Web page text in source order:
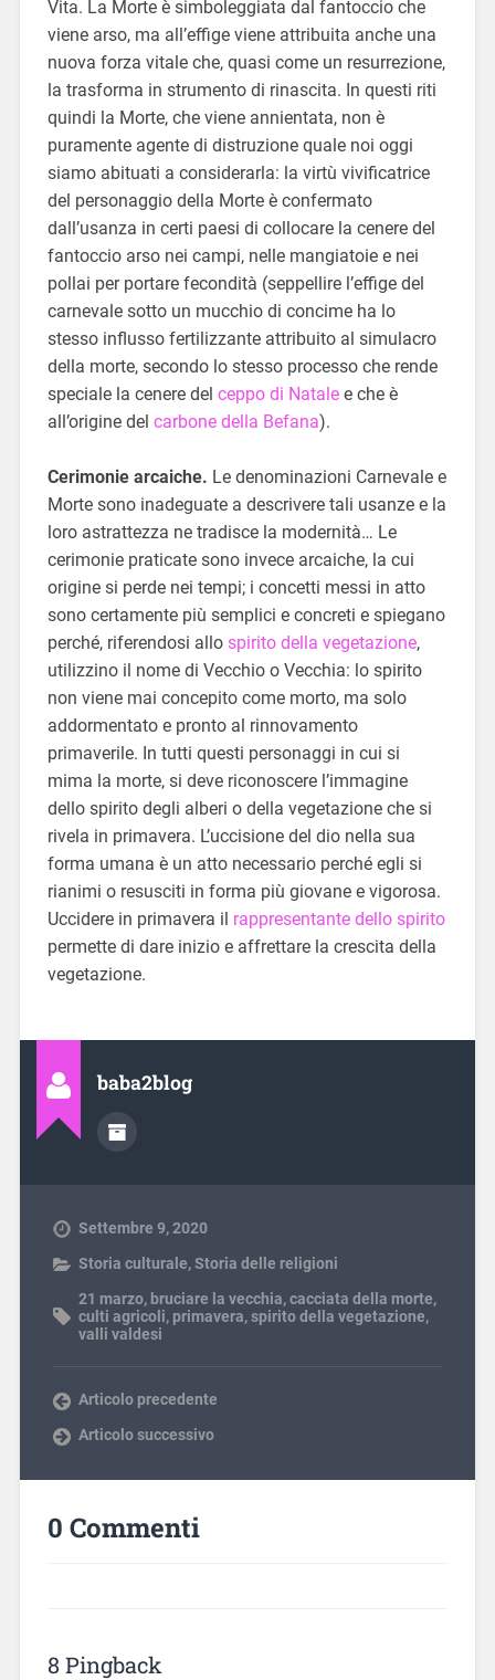
Vita. La Morte è simboleggiata dal fantoccio che
viene arso, ma all’effige viene attribuita anche una
nuova forza vitale che, quasi come un resurrezione,
la trasforma in strumento di rinascita. In questi riti
quindi la Morte, che viene annientata, non è
puramente agente di distruzione quale noi oggi
siamo abituati a considerarla: la virtù vivificatrice
del personaggio della Morte è confermato
dall’usanza in certi paesi di collocare la cenere del
fantoccio arso nei campi, nelle mangiatoie e nei
pollai per portare fecondità (seppellire l’effige del
carnevale sotto un mucchio di concime ha lo
stesso influsso fertilizzante attribuito al simulacro
della morte, secondo lo stesso processo che rende
speciale la cenere del ceppo di Natalee che è
all’origine del carbone della Befana).
Cerimonie arcaiche. Le denominazioni Carnevale e
Morte sono inadeguate a descrivere tali usanze e la
loro astrattezza ne tradisce la modernità… Le
cerimonie praticate sono invece arcaiche, la cui
origine si perde nei tempi; i concetti messi in atto
sono certamente più semplici e concreti e spiegano
perché, riferendosi allo spirito della vegetazione,
utilizzino il nome di Vecchio o Vecchia: lo spirito
non viene mai concepito come morto, ma solo
addormentato e pronto al rinnovamento
primaverile. In tutti questi personaggi in cui si
mima la morte, si deve riconoscere l’immagine
dello spirito degli alberi o della vegetazione che si
rivela in primavera. L’uccisione del dio nella sua
forma umana è un atto necessario perché egli si
rianimi o resusciti in forma più giovane e vigorosa.
Uccidere in primavera il rappresentante dello spirito
permette di dare inizio e affrettare la crescita della
vegetazione.
baba2blog
Settembre 9, 2020
Storia culturale,Storia delle religioni
21 marzo, bruciare la vecchia,cacciata della morte,
culti agricoli, primavera,spirito della vegetazione,
valli valdesi
Articolo precedente
Articolo successivo
0 Commenti
8 Pingback